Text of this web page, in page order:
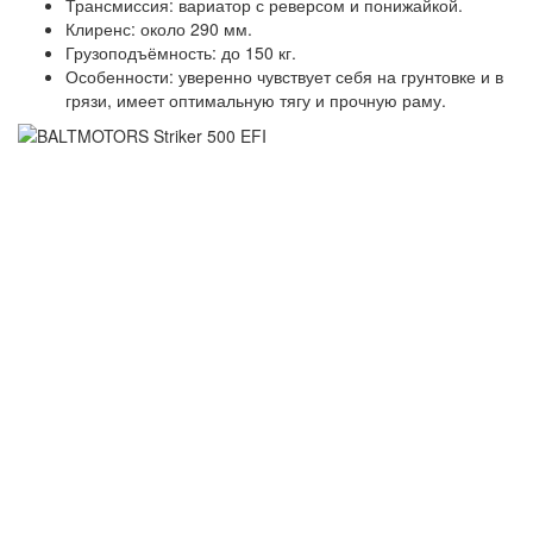
Клиренс: около 290 мм.
Грузоподъёмность: до 150 кг.
Особенности: уверенно чувствует себя на грунтовке и в
грязи, имеет оптимальную тягу и прочную раму.